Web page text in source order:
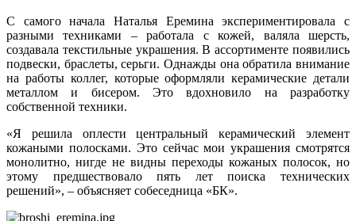
С самого начала Наталья Еремина экспериментировала с
разными техниками – работала с кожей, валяла шерсть,
создавала текстильные украшения. В ассортименте появились
подвески, браслеты, серьги. Однажды она обратила внимание
на работы коллег, которые оформляли керамические детали
металлом и бисером. Это вдохновило на разработку
собственной техники.
«Я решила оплести центральный керамический элемент
кожаными полосками. Это сейчас мои украшения смотрятся
монолитно, нигде не видны переходы кожаных полосок, но
этому предшествовало пять лет поиска технических
решений», – объясняет собеседница «БК».